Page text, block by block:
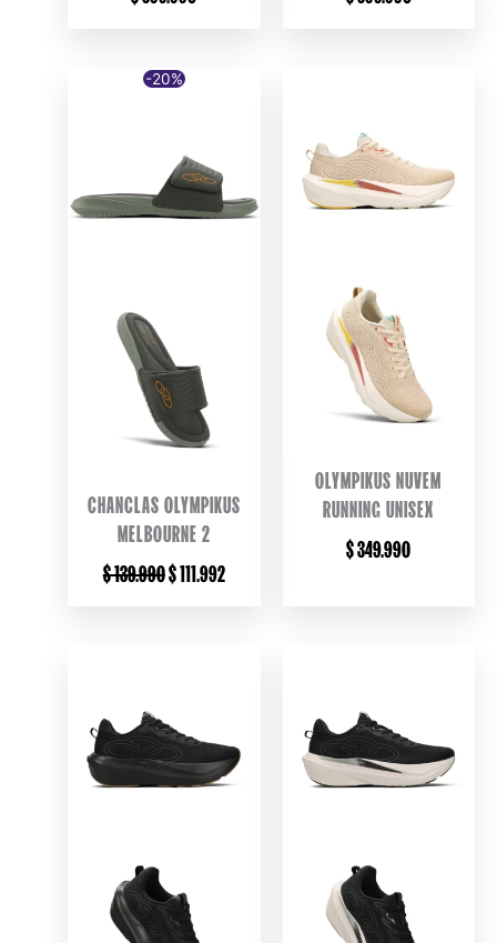
-20%
CHANCLAS OLYMPIKUS
MELBOURNE 2
$139.990ORIGINAL
$111.992CURRENT
OLYMPIKUS NUVEM
RUNNING UNISEX
$349.990